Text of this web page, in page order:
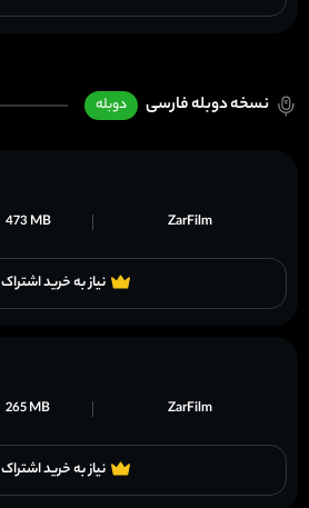
نسخه دوبله فارسی دوبله
نیاز به خرید اشتراک
ZarFilm
473 MB
نیاز به خرید اشتراک
ZarFilm
265 MB